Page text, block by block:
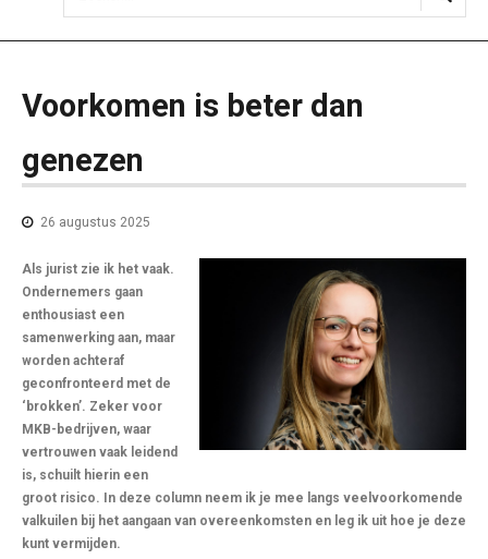
Voorkomen is beter dan
genezen
26 augustus 2025
Als jurist zie ik het vaak.
Ondernemers gaan
enthousiast een
samenwerking aan, maar
worden achteraf
geconfronteerd met de
‘brokken’. Zeker voor
MKB-bedrijven, waar
vertrouwen vaak leidend
is, schuilt hierin een
groot risico. In deze column neem ik je mee langs veelvoorkomende
valkuilen bij het aangaan van overeenkomsten en leg ik uit hoe je deze
kunt vermijden.